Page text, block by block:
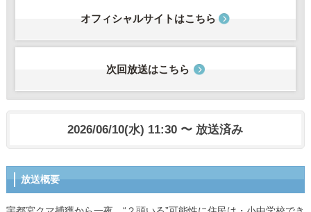
オフィシャルサイトはこちら
次回放送はこちら
2026/06/10(水) 11:30 〜 放送済み
放送概要